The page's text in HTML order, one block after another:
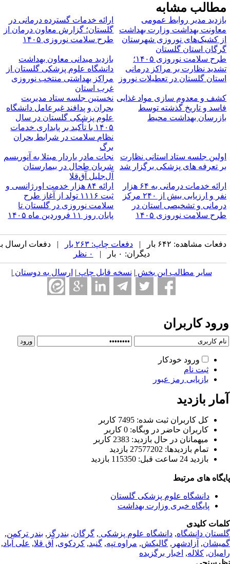
مشابه
مدیر روابط عمومی
بهداشت وزارت بهداشت
کشیک‌های نوروزی شهرستان
استان گلستان
ارائه خدمات گسترده درمانی در
گلستان؛ گزارش معاون درمان از
طرح سلامت نوروزی ۱۴۰۵
طرح سلامت نوروزی ۱۴۰۵؛
نظارت بر مراکز درمانی
گلستان در تعطیلات نوروز
بازدید میدانی معاون بهداشت
دانشگاه علوم پزشکی گلستان از
مراکز بهداشتی منتخب نوروزی
غرب استان
و معدوم سازی مواد غذایی
و تاریخ گذشته توسط
بهداشت محیط
نخستین جلسه ستاد مدیریت
بحران و پدافند غیرعامل دانشگاه
علوم پزشکی گلستان در سال
۱۴۰۵ با تأکید بر پایداری خدمات
نظام سلامت در شرایط بحران
برگ
جلسه ستاد استانی نظارت
تعرفه های پزشکی برگزار شد
نجات مادر باردار مبتلا به آنوریسم
شریان طحال در بیمارستان
آل‌جلیل آق‌قلا
ارائه خدمات درمانی به ۶۴ هزار
نفر و ارزیابی بیش از ۲۴۰ مرکز
و تشخیصی استان در
سلامت نوروزی ۱۴۰۵
ارائه ۸۴ هزار خدمت اورژانسی و
ثبت ۱۱۱۶ تولد از آغاز طرح
سلامت نوروزی در گلستان تا
پایان روز ۱۱ فروردین ماه ۱۴۰۵
مشاهده: ۶۴۲ بار | دفعات چاپ: ۲۶۳ بار
| دفعات ارسال به
دیگران: ۰ بار |
سایر مطالب این بخش | نسخه قابل چاپ| ارسال به دوستان|
کاربران
ورود خودکار
ثبت نام
بازیابی رمز عبور
بازدید
كل کاربران ثبت شده: 7495 کاربر
کاربران حاضر در وبگاه: 0 کاربر
ميهمانان در حال بازديد: 2383 کاربر
تمام بازديد‌ها: 27577202 بازدید
بازديد 24 ساعت قبل: 115350 بازدید
های مرتبط
دانشگاه علوم پزشکی گلستان
پایگاه خبری وزارت بهداشت
کلیدی
دانشگاه,دانشگاه علوم پزشکی , گرگان,بندرگز, بندر ترکمن,
,آزادشهر, گالیکش, مراوه تپه,گنبد,کردکوی,آق قلا,علی آباد,
,کلاله,اخبار برگزیده